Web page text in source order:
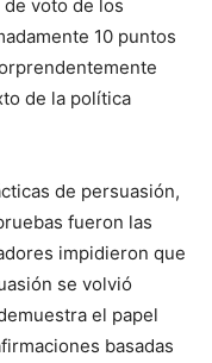
voto de los
10 puntos
de la política
de persuasión,
fueron las
impidieron que
se volvió
el papel
basadas